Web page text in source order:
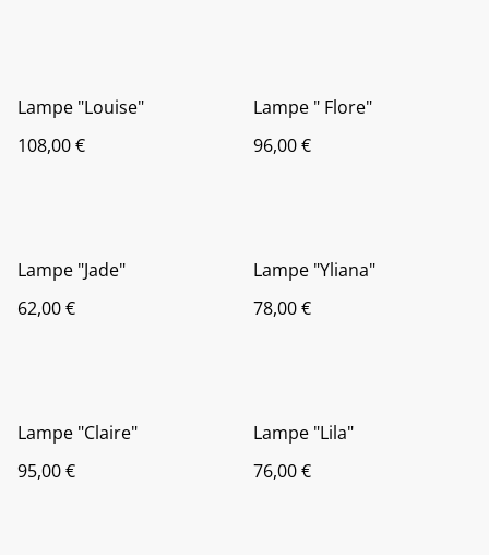
Lampe "Louise"
108,00 €
Lampe " Flore"
96,00 €
Lampe "Jade"
62,00 €
Lampe "Yliana"
78,00 €
Lampe "Claire"
95,00 €
Lampe "Lila"
76,00 €